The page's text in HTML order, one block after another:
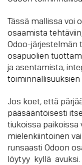
Tässä mallissa voi
osaamista
Odoo-järjestelmän
osapuolien
ja asentamista,
toiminnallisuuksien
Jos koet, että
pääsääntöisesti
tiukoissa paikoissa
mielenkiintoinen
runsaasti Odoon
löytyy kyllä avuksi.